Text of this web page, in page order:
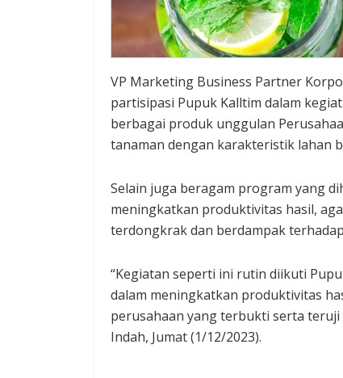
VP Marketing Business Partner
partisipasi Pupuk Kalltim dalam
berbagai produk unggulan
tanaman dengan karakteristik lahan
Selain juga beragam program yang
meningkatkan produktivitas hasil,
terdongkrak dan berdampak
“Kegiatan seperti ini rutin diikuti
dalam meningkatkan produktivitas
perusahaan yang terbukti serta
Indah, Jumat (1/12/2023).